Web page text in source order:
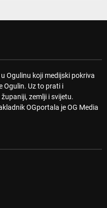
Ogulinu koji medijski pokriva
Ogulin. Uz to prati i
zemlji i svijetu.
OGportala je OG Media